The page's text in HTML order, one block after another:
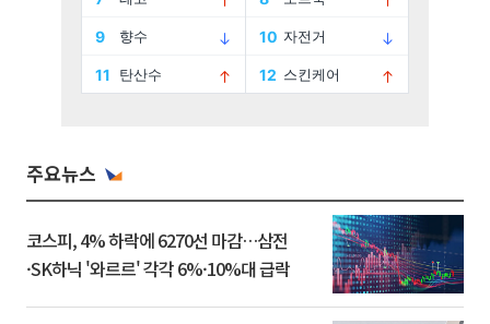
주요뉴스
코스피, 4% 하락에 6270선 마감…삼전
·SK하닉 '와르르' 각각 6%·10%대 급락